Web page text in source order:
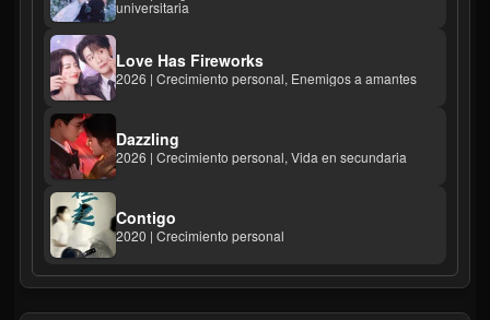
universitaria
Love Has Fireworks
2026 | Crecimiento personal, Enemigos a amantes
Dazzling
2026 | Crecimiento personal, Vida en secundaria
Contigo
2020 | Crecimiento personal